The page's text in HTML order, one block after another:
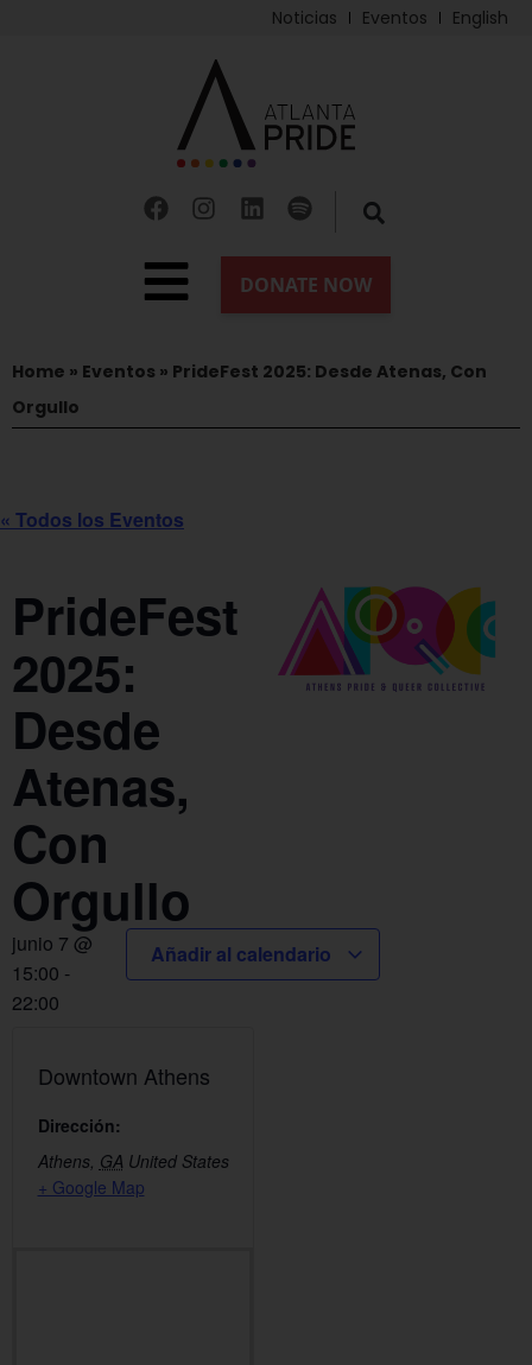
Noticias Eventos English
Home » Eventos » PrideFest 2025: Desde Atenas, Con
Orgullo
« Todos los Eventos
PrideFest
2025:
Desde
Atenas,
Con
Orgullo
junio 7 @
15:00 -
22:00
Añadir al calendario
Downtown Athens
Dirección:
Athens, GA United States
+ Google Map